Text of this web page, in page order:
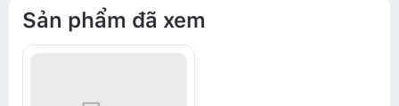
Sản phẩm đã xem